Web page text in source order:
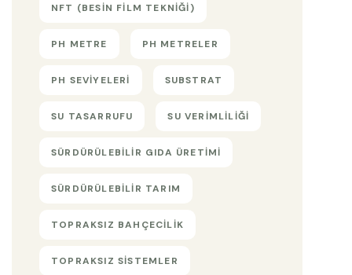
NFT (BESIN FILM TEKNIĞI)
PH METRE PH METRELER
PH SEVIYELERI SUBSTRAT
SU TASARRUFU SU VERIMLILIĞI
SÜRDÜRÜLEBILIR GIDA ÜRETIMI
SÜRDÜRÜLEBILIR TARIM
TOPRAKSIZ BAHÇECILIK
TOPRAKSIZ SISTEMLER